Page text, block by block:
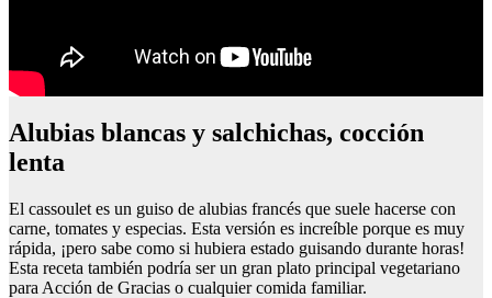
Alubias blancas y salchichas, cocción
lenta
El cassoulet es un guiso de alubias francés que suele hacerse con
carne, tomates y especias. Esta versión es increíble porque es muy
rápida, ¡pero sabe como si hubiera estado guisando durante horas!
Esta receta también podría ser un gran plato principal vegetariano
para Acción de Gracias o cualquier comida familiar.